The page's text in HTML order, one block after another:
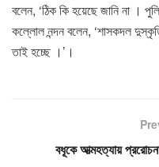
বলেন, ‘ঠিক কি হয়েছে জানি না ।
কল্লোল নন্দন বলেন, ‘শাসকদল
তাই হচ্ছে ।’।
বধূকে আত্মহত্যায়